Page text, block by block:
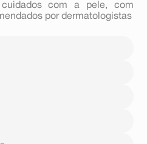
com a pele, com
por dermatologistas